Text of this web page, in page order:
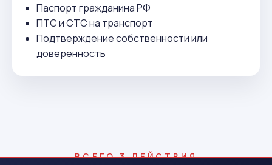
Паспорт гражданина РФ
ПТС и СТС на транспорт
Подтверждение собственности или
доверенность
ВСЕГО 3 ДЕЙСТВИЯ